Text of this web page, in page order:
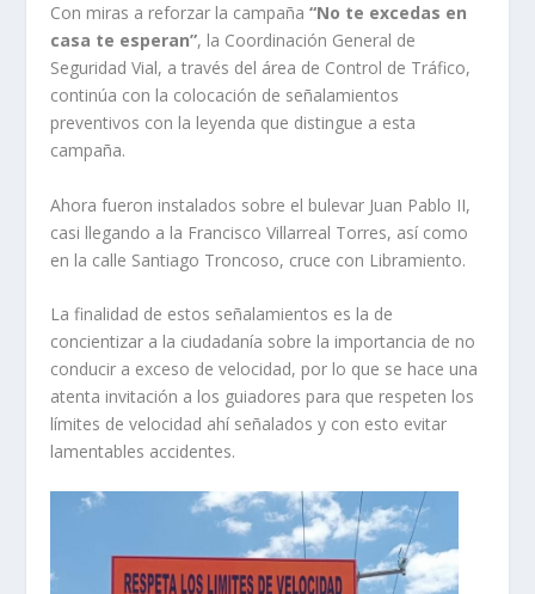
Con miras a reforzar la campaña“No te excedas en
casa te esperan”, la Coordinación General de
Seguridad Vial, a través del área de Control de Tráfico,
continúa con la colocación de señalamientos
preventivos con la leyenda que distingue a esta
campaña.
Ahora fueron instalados sobre el bulevar Juan Pablo II,
casi llegando a la Francisco Villarreal Torres, así como
en la calle Santiago Troncoso, cruce con Libramiento.
La finalidad de estos señalamientos es la de
concientizar a la ciudadanía sobre la importancia de no
conducir a exceso de velocidad, por lo que se hace una
atenta invitación a los guiadores para que respeten los
límites de velocidad ahí señalados y con esto evitar
lamentables accidentes.